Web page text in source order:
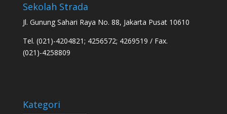
Sekolah Strada
Jl. Gunung Sahari Raya No. 88, Jakarta Pusat 10610
Tel. (021)-4204821; 4256572; 4269519 / Fax.
(021)-4258809
Kategori